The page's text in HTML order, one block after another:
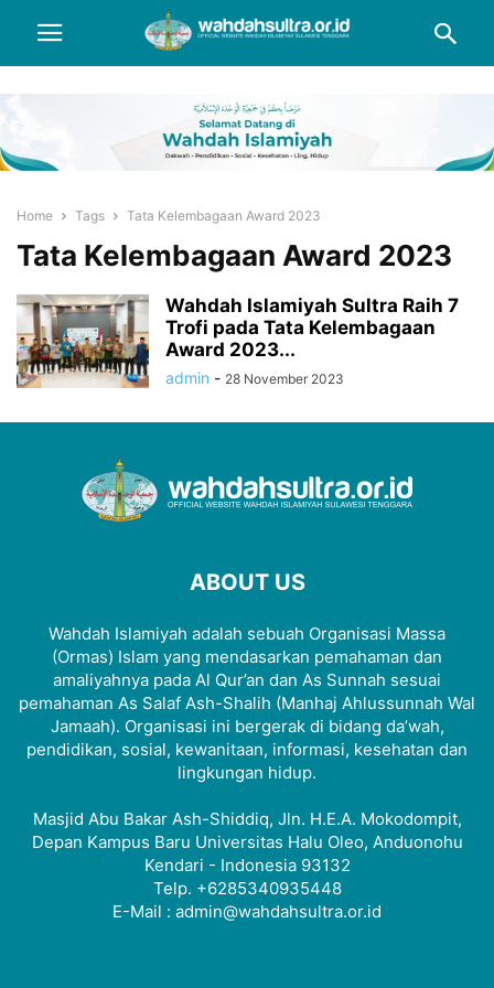
Home Tags Tata Kelembagaan Award 2023
Tata Kelembagaan Award 2023
Wahdah Islamiyah Sultra Raih 7
Trofi pada Tata Kelembagaan
Award 2023...
admin - 28 November 2023
ABOUT US
Wahdah Islamiyah adalah sebuah Organisasi Massa
(Ormas) Islam yang mendasarkan pemahaman dan
amaliyahnya pada Al Qur’an dan As Sunnah sesuai
pemahaman As Salaf Ash-Shalih (Manhaj Ahlussunnah Wal
Jamaah). Organisasi ini bergerak di bidang da’wah,
pendidikan, sosial, kewanitaan, informasi, kesehatan dan
lingkungan hidup.
Masjid Abu Bakar Ash-Shiddiq, Jln. H.E.A. Mokodompit,
Depan Kampus Baru Universitas Halu Oleo, Anduonohu
Kendari - Indonesia 93132
Telp. +6285340935448
E-Mail : admin@wahdahsultra.or.id